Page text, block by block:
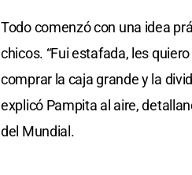
Todo comenzó con una idea
chicos. “Fui estafada, les
comprar la caja grande y la
explicó Pampita al aire,
del Mundial.